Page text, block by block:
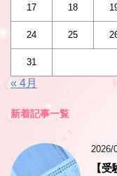
17 18
24 25
31
« 4月
新着記事一覧
2026/
【